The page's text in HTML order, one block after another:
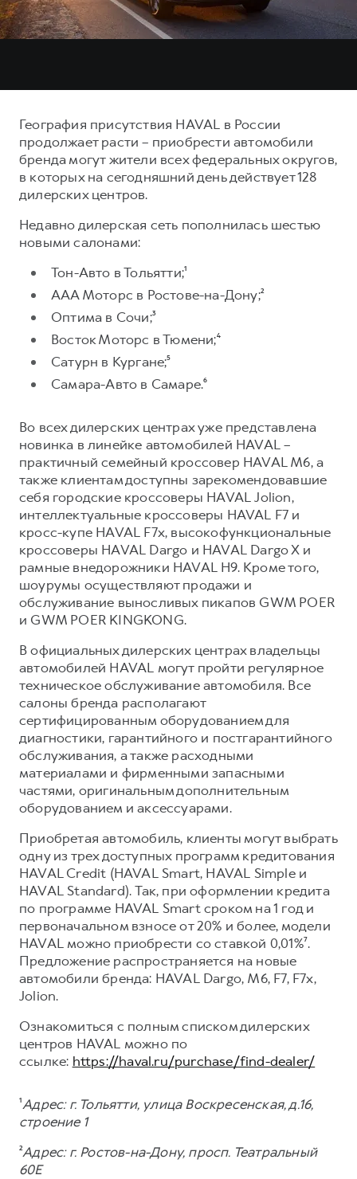
Тест-драйв
Кредитный калькулятор
Страхование
Кредит
КОРПОРАТИВНЫМ КЛИЕНТАМ
Корпоративным клиентам
Крупным корпоративным клиентам
Система управления автопарком
Сервис для корпоративных клиентов
HAVAL Лизинг
АКСЕССУАРЫ HAVAL
Автомобильные аксессуары
Коллекция PRO
Коллекция Базовая
Коллекция Детская
СЕРВИСНОЕ ОБСЛУЖИВАНИЕ
Электронный ПТС
ПОДДЕРЖКА
GWM Безопасность
Гарантия HAVAL
Программа «HAVAL Защита+»
Руководства по эксплуатации
Подписки
АКСЕССУАРЫ HAVAL
Коллекция PRO
Коллекция Базовая
Коллекция Детская
О дилере
География присутствия HAVAL в России
продолжает расти – приобрести автомобили
бренда могут жители всех федеральных округов,
в которых на сегодняшний день действует 128
дилерских центров.
Недавно дилерская сеть пополнилась шестью
новыми салонами:
Тон-Авто в Тольятти;¹
ААА Моторс в Ростове-на-Дону;²
Оптима в Сочи;³
Восток Моторс в Тюмени;⁴
Сатурн в Кургане;⁵
Самара-Авто в Самаре.⁶
Во всех дилерских центрах уже представлена
новинка в линейке автомобилей HAVAL –
практичный семейный кроссовер HAVAL M6, а
также клиентам доступны зарекомендовавшие
себя городские кроссоверы HAVAL Jolion,
интеллектуальные кроссоверы HAVAL F7 и
кросс-купе HAVAL F7x, высокофункциональные
кроссоверы HAVAL Dargo и HAVAL Dargo X и
рамные внедорожники HAVAL H9. Кроме того,
шоурумы осуществляют продажи и
обслуживание выносливых пикапов GWM POER
и GWM POER KINGKONG.
В официальных дилерских центрах владельцы
автомобилей HAVAL могут пройти регулярное
техническое обслуживание автомобиля. Все
салоны бренда располагают
сертифицированным оборудованием для
диагностики, гарантийного и постгарантийного
обслуживания, а также расходными
материалами и фирменными запасными
частями, оригинальным дополнительным
оборудованием и аксессуарами.
Приобретая автомобиль, клиенты могут выбрать
одну из трех доступных программ кредитования
HAVAL Credit (HAVAL Smart, HAVAL Simple и
HAVAL Standard). Так, при оформлении кредита
по программе HAVAL Smart сроком на 1 год и
первоначальном взносе от 20% и более, модели
HAVAL можно приобрести со ставкой 0,01%⁷.
Предложение распространяется на новые
автомобили бренда: HAVAL Dargo, М6, F7, F7x,
Jolion.
Ознакомиться с полным списком дилерских
центров HAVAL можно по
ссылке: https://haval.ru/purchase/find-dealer/
¹Адрес: г. Тольятти, улица Воскресенская, д.16,
строение 1
²Адрес: г. Ростов-на-Дону, просп. Театральный
60Е